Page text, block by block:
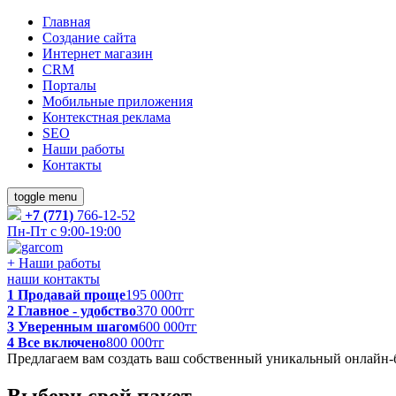
Главная
Создание сайта
Интернет магазин
CRM
Порталы
Мобильные приложения
Контекстная реклама
SEO
Наши работы
Контакты
toggle menu
+7 (771) 766-12-52
Пн-Пт с 9:00-19:00
+ Наши работы
наши контакты
1 Продавай проще195 000тг
2 Главное - удобство370 000тг
3 Уверенным шагом600 000тг
4 Все включено800 000тг
Предлагаем вам создать ваш собственный уникальный онлайн-